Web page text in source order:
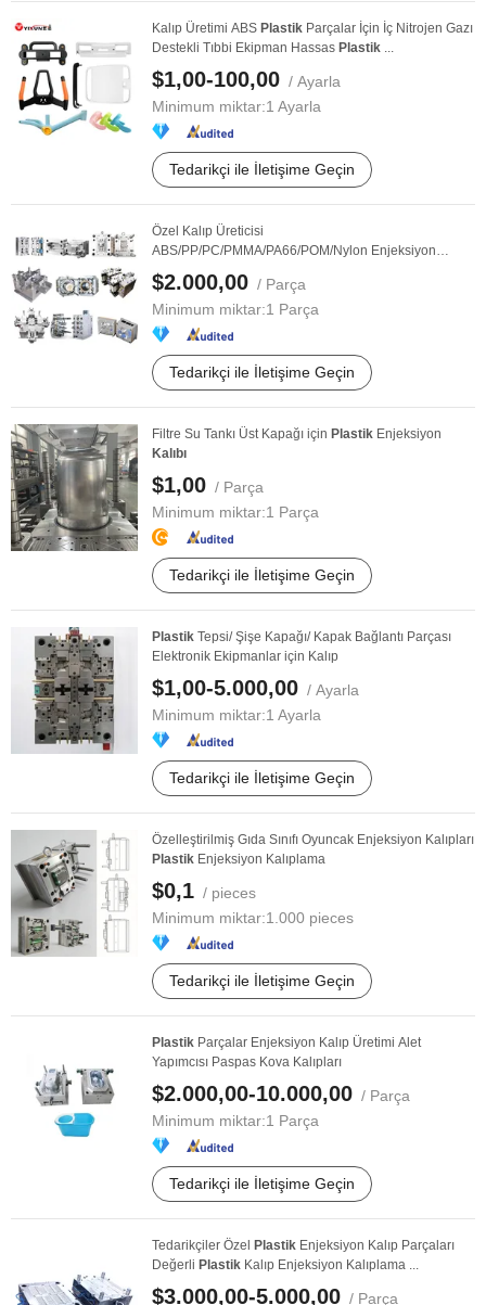
Kalıp Üretimi ABS Plastik Parçalar İçin İç Nitrojen Gazı
Destekli Tıbbi Ekipman Hassas Plastik ...
$1,00-100,00 / Ayarla
Minimum miktar:1 Ayarla
Tedarikçi ile İletişime Geçin
Özel Kalıp Üreticisi
ABS/PP/PC/PMMA/PA66/POM/Nylon Enjeksiyon
Plastik
$2.000,00 / Parça
Minimum miktar:1 Parça
Tedarikçi ile İletişime Geçin
Filtre Su Tankı Üst Kapağı için Plastik Enjeksiyon
Kalıbı
$1,00 / Parça
Minimum miktar:1 Parça
Tedarikçi ile İletişime Geçin
Plastik Tepsi/ Şişe Kapağı/ Kapak Bağlantı Parçası
Elektronik Ekipmanlar için Kalıp
$1,00-5.000,00 / Ayarla
Minimum miktar:1 Ayarla
Tedarikçi ile İletişime Geçin
Özelleştirilmiş Gıda Sınıfı Oyuncak Enjeksiyon Kalıpları
Plastik Enjeksiyon Kalıplama
$0,1 / pieces
Minimum miktar:1.000 pieces
Tedarikçi ile İletişime Geçin
Plastik Parçalar Enjeksiyon Kalıp Üretimi Alet
Yapımcısı Paspas Kova Kalıpları
$2.000,00-10.000,00 / Parça
Minimum miktar:1 Parça
Tedarikçi ile İletişime Geçin
Tedarikçiler Özel Plastik Enjeksiyon Kalıp Parçaları
Değerli Plastik Kalıp Enjeksiyon Kalıplama ...
$3.000,00-5.000,00 / Parça